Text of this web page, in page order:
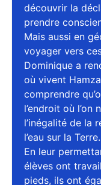
découvrir la
prendre
Mais aussi en
voyager vers
Dominique a
où vivent
comprendre
l’endroit où
l’inégalité de la
l’eau sur la
En leur
élèves ont
pieds, ils ont